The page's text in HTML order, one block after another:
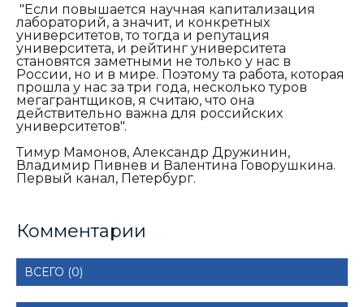
"Если повышается научная капитализация
лабораторий, а значит, и конкретных
университетов, то тогда и репутация
университета, и рейтинг университета
становятся заметными не только у нас в
России, но и в мире. Поэтому та работа, которая
прошла у нас за три года, несколько туров
мегагрантщиков, я считаю, что она
действительно важна для российских
университетов".
Тимур Мамонов, Александр Дружинин,
Владимир Пивнев и Валентина Говорушкина.
Первый канал, Петербург.
Комментарии
ВСЕГО (0)